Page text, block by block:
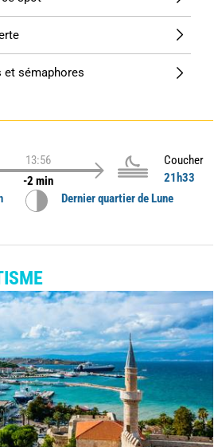
et sémaphores
13:56
-2 min
Coucher
21h33
Dernier quartier de Lune